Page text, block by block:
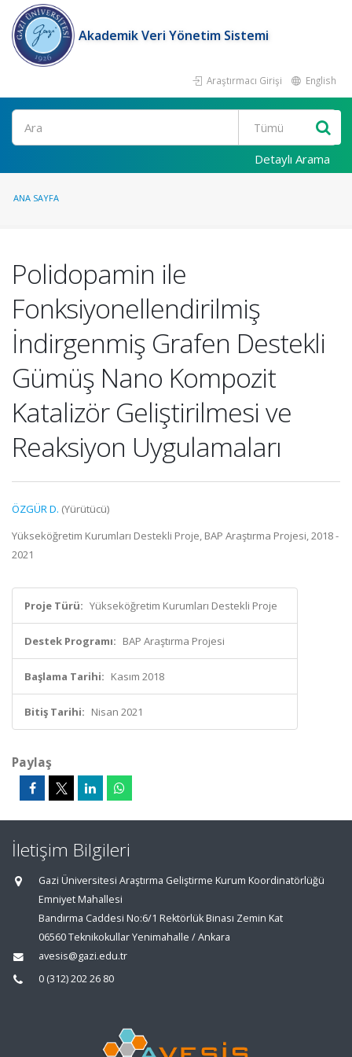
Akademik Veri Yönetim Sistemi
Araştırmacı Girişi English
Ara
Detaylı Arama
ANA SAYFA
Polidopamin ile
Fonksiyonellendirilmiş
İndirgenmiş Grafen Destekli
Gümüş Nano Kompozit
Katalizör Geliştirilmesi ve
Reaksiyon Uygulamaları
ÖZGÜR D. (Yürütücü)
Yükseköğretim Kurumları Destekli Proje, BAP Araştırma Projesi, 2018 -
2021
Proje Türü: Yükseköğretim Kurumları Destekli Proje
Destek Programı: BAP Araştırma Projesi
Başlama Tarihi: Kasım 2018
Bitiş Tarihi: Nisan 2021
Paylaş
İletişim Bilgileri
Gazi Üniversitesi Araştırma Geliştirme Kurum Koordinatörlüğü
Emniyet Mahallesi
Bandırma Caddesi No:6/1 Rektörlük Binası Zemin Kat
06560 Teknikokullar Yenimahalle / Ankara
avesis@gazi.edu.tr
0 (312) 202 26 80